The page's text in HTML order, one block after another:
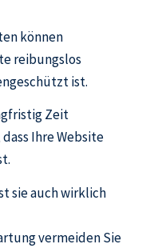
können
reibungslos
ist.
Zeit
Ihre Website
sie auch wirklich
vermeiden Sie